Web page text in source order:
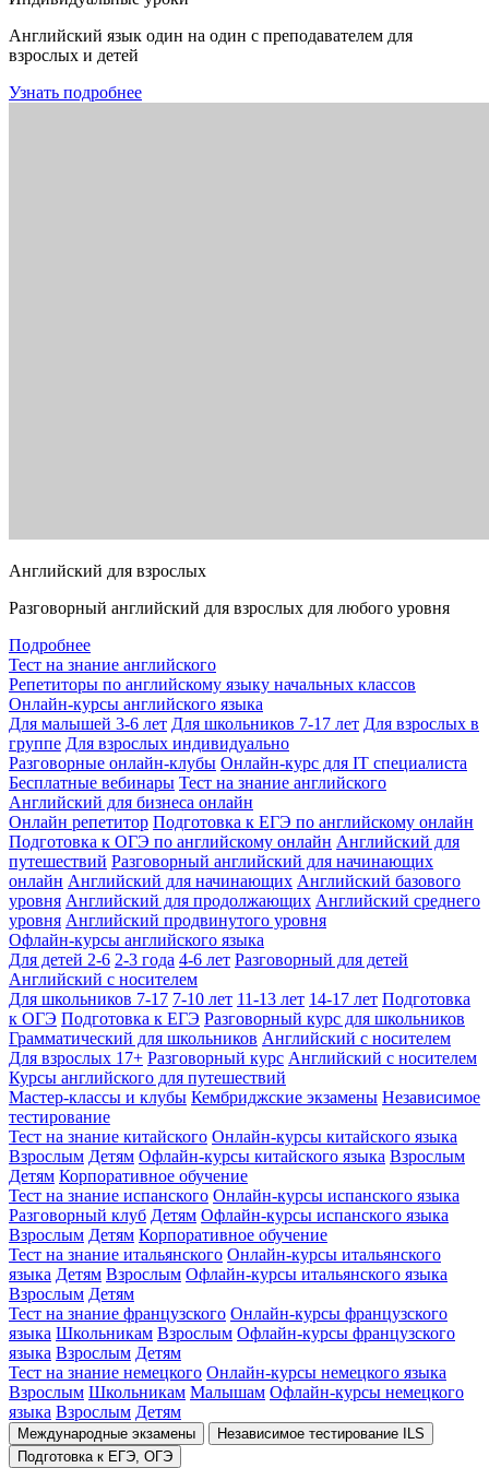
Английский язык один на один с преподавателем для
взрослых и детей
Узнать подробнее
Английский для взрослых
Разговорный английский для взрослых для любого уровня
Подробнее
Тест на знание английского
Репетиторы по английскому языку начальных классов
Онлайн-курсы английского языка
Для малышей 3-6 лет Для школьников 7-17 лет Для взрослых в
группе Для взрослых индивидуально
Разговорные онлайн-клубы Онлайн-курс для IT специалиста
Бесплатные вебинары Тест на знание английского
Английский для бизнеса онлайн
Онлайн репетитор Подготовка к ЕГЭ по английскому онлайн
Подготовка к ОГЭ по английскому онлайн Английский для
путешествий Разговорный английский для начинающих
онлайн Английский для начинающих Английский базового
уровня Английский для продолжающих Английский среднего
уровня Английский продвинутого уровня
Офлайн-курсы английского языка
Для детей 2-6 2-3 года 4-6 лет Разговорный для детей
Английский с носителем
Для школьников 7-17 7-10 лет 11-13 лет 14-17 лет Подготовка
к ОГЭ Подготовка к ЕГЭ Разговорный курс для школьников
Грамматический для школьников Английский с носителем
Для взрослых 17+ Разговорный курс Английский с носителем
Курсы английского для путешествий
Мастер-классы и клубы Кембриджские экзамены Независимое
тестирование
Тест на знание китайского Онлайн-курсы китайского языка
Взрослым Детям Офлайн-курсы китайского языка Взрослым
Детям Корпоративное обучение
Тест на знание испанского Онлайн-курсы испанского языка
Разговорный клуб Детям Офлайн-курсы испанского языка
Взрослым Детям Корпоративное обучение
Тест на знание итальянского Онлайн-курсы итальянского
языка Детям Взрослым Офлайн-курсы итальянского языка
Взрослым Детям
Тест на знание французского Онлайн-курсы французского
языка Школьникам Взрослым Офлайн-курсы французского
языка Взрослым Детям
Тест на знание немецкого Онлайн-курсы немецкого языка
Взрослым Школьникам Малышам Офлайн-курсы немецкого
языка Взрослым Детям
Международные экзамены
Независимое тестирование ILS
Подготовка к ЕГЭ, ОГЭ